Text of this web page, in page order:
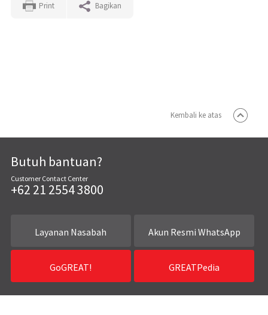
Print Bagikan
Kembali ke atas
Butuh bantuan?
Customer Contact Center
+62 21 2554 3800
Layanan Nasabah Akun Resmi WhatsApp
GoGREAT! GREATPedia